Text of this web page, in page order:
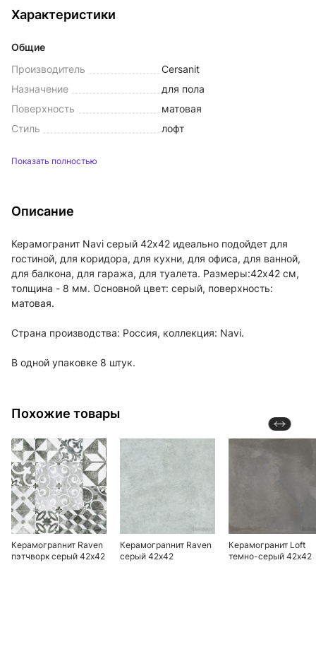
Характеристики
Общие
Производитель
Cersanit
Назначение
для пола
Поверхность
матовая
Стиль
лофт
Показать полностью
Описание
Керамогранит Navi серый 42х42 идеально подойдет для
гостиной, для коридора, для кухни, для офиса, для ванной,
для балкона, для гаража, для туалета. Размеры:42x42 см,
толщина - 8 мм. Основной цвет: серый, поверхность:
матовая.
Страна производства: Россия, коллекция: Navi.
В одной упаковке 8 штук.
Похожие товары
Керамограnнит Raven
пэтчворк серый 42х42
Керамограnнит Raven
серый 42х42
Керамогранит Loft
темно-серый 42х42